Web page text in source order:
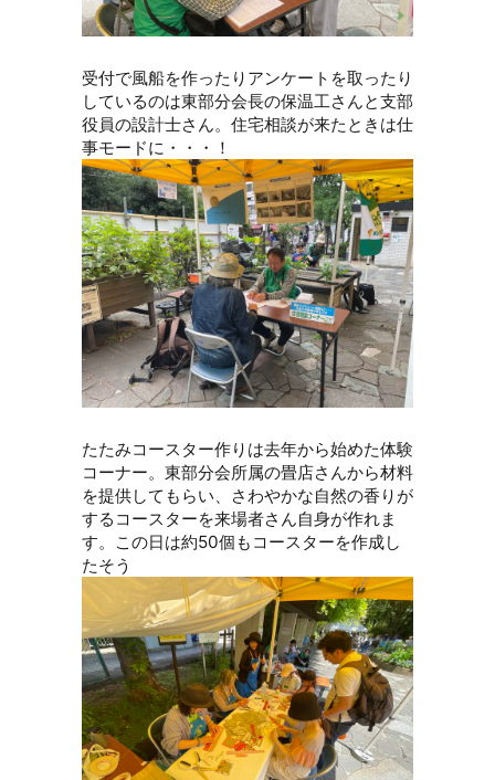
受付で風船を作ったりアンケートを取ったり
しているのは東部分会長の保温工さんと支部
役員の設計士さん。住宅相談が来たときは仕
事モードに・・・！
たたみコースター作りは去年から始めた体験
コーナー。東部分会所属の畳店さんから材料
を提供してもらい、さわやかな自然の香りが
するコースターを来場者さん自身が作れま
す。この日は約50個もコースターを作成し
たそう